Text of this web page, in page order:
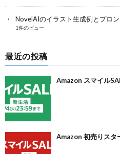
NovelAIのイラスト生成例とプロ
1件のビュー
最近の投稿
Amazon スマイル
Amazon 初売りスタ